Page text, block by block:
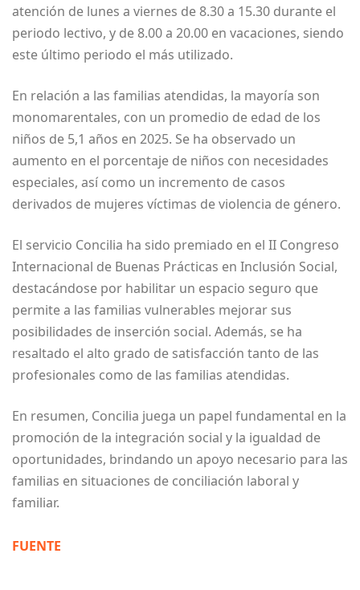
atención de lunes a viernes de 8.30 a 15.30 durante el
periodo lectivo, y de 8.00 a 20.00 en vacaciones, siendo
este último periodo el más utilizado.
En relación a las familias atendidas, la mayoría son
monomarentales, con un promedio de edad de los
niños de 5,1 años en 2025. Se ha observado un
aumento en el porcentaje de niños con necesidades
especiales, así como un incremento de casos
derivados de mujeres víctimas de violencia de género.
El servicio Concilia ha sido premiado en el II Congreso
Internacional de Buenas Prácticas en Inclusión Social,
destacándose por habilitar un espacio seguro que
permite a las familias vulnerables mejorar sus
posibilidades de inserción social. Además, se ha
resaltado el alto grado de satisfacción tanto de las
profesionales como de las familias atendidas.
En resumen, Concilia juega un papel fundamental en la
promoción de la integración social y la igualdad de
oportunidades, brindando un apoyo necesario para las
familias en situaciones de conciliación laboral y
familiar.
FUENTE